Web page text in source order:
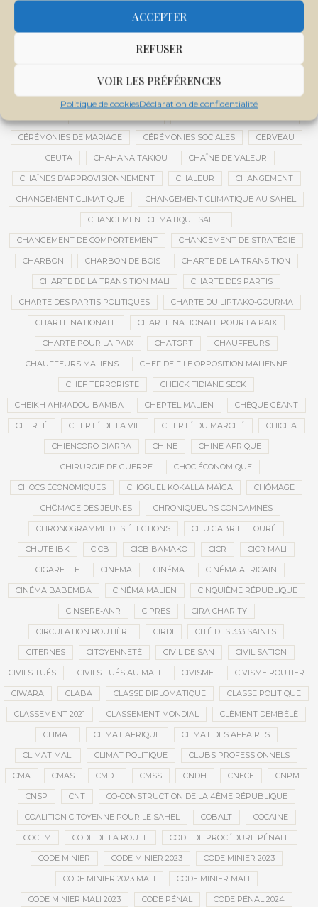
ACCEPTER
REFUSER
VOIR LES PRÉFÉRENCES
Politique de cookiesDéclaration de confidentialité
CENTRE DE SANTÉ COMMUNAUTAIRE
CENTRE INTERNATIONAL DE CONFÉRENCES DE BAMAKO
CENTRE MALI
CENTRE NATIONAL DES EXAMENS ET CONCOURS DE L’ÉDUCATION
CENTRES DE DONNÉES CERCLE DE RÉFLEXION À DISTANCE
CÉRÉMONIES DE MARIAGE CÉRÉMONIES SOCIALES CERVEAU
CEUTA CHAHANA TAKIOU CHAÎNE DE VALEUR
CHAÎNES D’APPROVISIONNEMENT CHALEUR CHANGEMENT
CHANGEMENT CLIMATIQUE CHANGEMENT CLIMATIQUE AU SAHEL
CHANGEMENT CLIMATIQUE SAHEL
CHANGEMENT DE COMPORTEMENT CHANGEMENT DE STRATÉGIE
CHARBON CHARBON DE BOIS CHARTE DE LA TRANSITION
CHARTE DE LA TRANSITION MALI CHARTE DES PARTIS
CHARTE DES PARTIS POLITIQUES CHARTE DU LIPTAKO-GOURMA
CHARTE NATIONALE CHARTE NATIONALE POUR LA PAIX
CHARTE POUR LA PAIX CHATGPT CHAUFFEURS
CHAUFFEURS MALIENS CHEF DE FILE OPPOSITION MALIENNE
CHEF TERRORISTE CHEICK TIDIANE SECK
CHEIKH AHMADOU BAMBA CHEPTEL MALIEN CHÈQUE GÉANT
CHERTÉ CHERTÉ DE LA VIE CHERTÉ DU MARCHÉ CHICHA
CHIENCORO DIARRA CHINE CHINE AFRIQUE
CHIRURGIE DE GUERRE CHOC ÉCONOMIQUE
CHOCS ÉCONOMIQUES CHOGUEL KOKALLA MAÏGA CHÔMAGE
CHÔMAGE DES JEUNES CHRONIQUEURS CONDAMNÉS
CHRONOGRAMME DES ÉLECTIONS CHU GABRIEL TOURÉ
CHUTE IBK CICB CICB BAMAKO CICR CICR MALI
CIGARETTE CINEMA CINÉMA CINÉMA AFRICAIN
CINÉMA BABEMBA CINÉMA MALIEN CINQUIÈME RÉPUBLIQUE
CINSERE-ANR CIPRES CIRA CHARITY
CIRCULATION ROUTIÈRE CIRDI CITÉ DES 333 SAINTS
CITERNES CITOYENNETÉ CIVIL DE SAN CIVILISATION
CIVILS TUÉS CIVILS TUÉS AU MALI CIVISME CIVISME ROUTIER
CIWARA CLABA CLASSE DIPLOMATIQUE CLASSE POLITIQUE
CLASSEMENT 2021 CLASSEMENT MONDIAL CLÉMENT DEMBÉLÉ
CLIMAT CLIMAT AFRIQUE CLIMAT DES AFFAIRES
CLIMAT MALI CLIMAT POLITIQUE CLUBS PROFESSIONNELS
CMA CMAS CMDT CMSS CNDH CNECE CNPM
CNSP CNT CO-CONSTRUCTION DE LA 4ÈME RÉPUBLIQUE
COALITION CITOYENNE POUR LE SAHEL COBALT COCAÏNE
COCEM CODE DE LA ROUTE CODE DE PROCÉDURE PÉNALE
CODE MINIER CODE MINIER 2023 CODE MINIER 2023
CODE MINIER 2023 MALI CODE MINIER MALI
CODE MINIER MALI 2023 CODE PÉNAL CODE PÉNAL 2024